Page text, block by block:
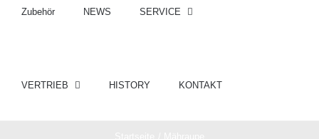
Zubehör NEWS SERVICE
VERTRIEB HISTORY KONTAKT